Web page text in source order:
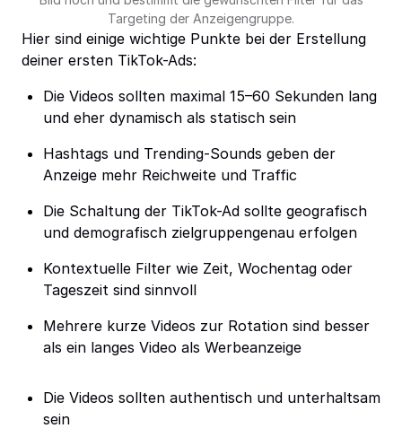
Targeting der Anzeigengruppe.
Hier sind einige wichtige Punkte bei der Erstellung
deiner ersten TikTok-Ads:
Die Videos sollten maximal 15–60 Sekunden lang
und eher dynamisch als statisch sein
Hashtags und Trending-Sounds geben der
Anzeige mehr Reichweite und Traffic
Die Schaltung der TikTok-Ad sollte geografisch
und demografisch zielgruppengenau erfolgen
Kontextuelle Filter wie Zeit, Wochentag oder
Tageszeit sind sinnvoll
Mehrere kurze Videos zur Rotation sind besser
als ein langes Video als Werbeanzeige
Die Videos sollten authentisch und unterhaltsam
sein